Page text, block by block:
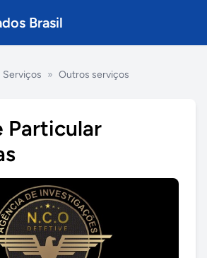
Brasil
Serviços » Outros serviços
Particular